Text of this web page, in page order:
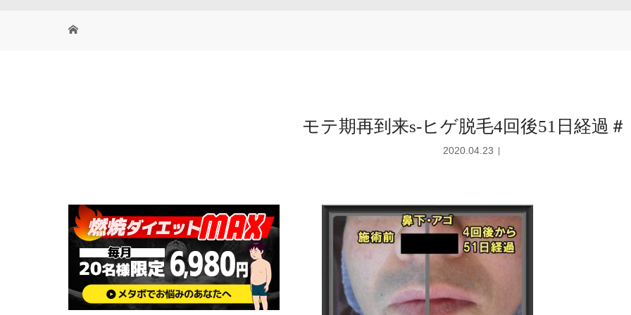
モテ期再到来s-ヒゲ脱毛4回後51日経過＃
2020.04.23